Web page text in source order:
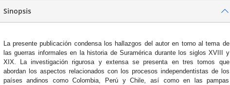
Sinopsis
La presente publicación condensa los hallazgos del autor en torno al tema de
las guerras informales en la historia de Suramérica durante los siglos XVIII y
XIX. La investigación rigurosa y extensa se presenta en tres tomos que
abordan los aspectos relacionados con los procesos independentistas de los
países andinos como Colombia, Perú y Chile, así como en las pampas